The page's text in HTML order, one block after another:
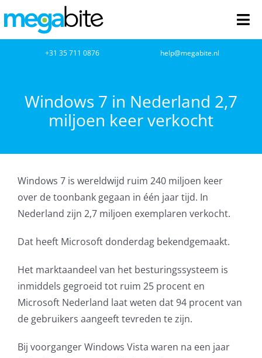
naar
inhoud
Netwerkbeheer
Cloud Computing
VOIP
Microsoft NCE
AVG
Office365
Glasvezelverbindingen
+31 35 711 0876 help@megabite.nl
Windows 7 in Nederland 2,7
miljoen keer verkocht
Windows 7 is wereldwijd ruim 240 miljoen keer
over de toonbank gegaan in één jaar tijd. In
Nederland zijn 2,7 miljoen exemplaren verkocht.
Dat heeft Microsoft donderdag bekendgemaakt.
Het marktaandeel van het besturingssysteem is
inmiddels gegroeid tot ruim 25 procent en
Microsoft Nederland laat weten dat 94 procent van
de gebruikers aangeeft tevreden te zijn.
Bij voorganger Windows Vista waren na een jaar